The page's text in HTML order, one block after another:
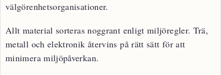
välgörenhetsorganisationer.
Allt material sorteras noggrant enligt miljöregler. Trä,
metall och elektronik återvins på rätt sätt för att
minimera miljöpåverkan.